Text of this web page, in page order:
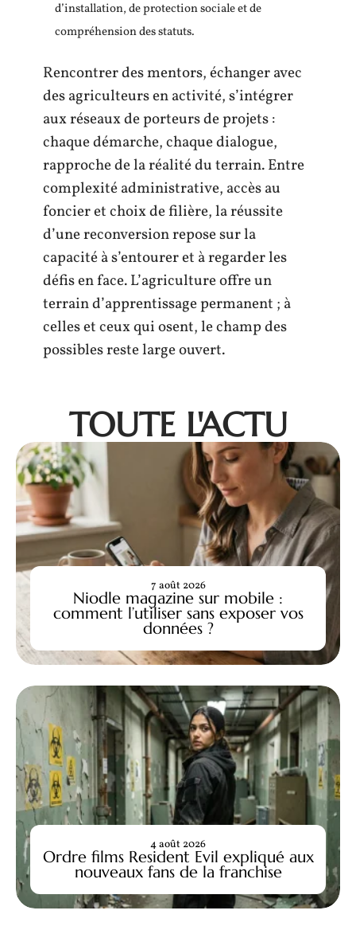
d’installation, de protection sociale et de
compréhension des statuts.
Rencontrer des mentors, échanger avec
des agriculteurs en activité, s’intégrer
aux réseaux de porteurs de projets :
chaque démarche, chaque dialogue,
rapproche de la réalité du terrain. Entre
complexité administrative, accès au
foncier et choix de filière, la réussite
d’une reconversion repose sur la
capacité à s’entourer et à regarder les
défis en face. L’agriculture offre un
terrain d’apprentissage permanent ; à
celles et ceux qui osent, le champ des
possibles reste large ouvert.
TOUTE L'ACTU
Niodle magazine sur mobile :
comment l’utiliser sans exposer vos
données ?
7 août 2026
Ordre films Resident Evil expliqué aux
nouveaux fans de la franchise
4 août 2026